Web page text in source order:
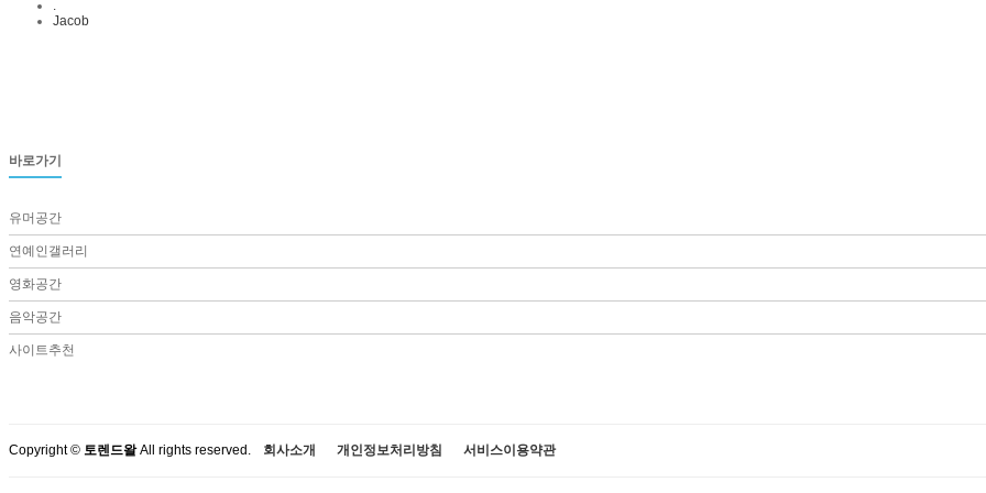
.
Jacob
바로가기
유머공간
연예인갤러리
영화공간
음악공간
사이트추천
Copyright © 토렌드왈All rights reserved. 회사소개 개인정보처리방침 서비스이용약관